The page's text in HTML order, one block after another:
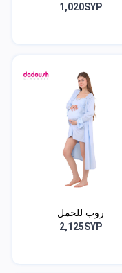
1,020SYP
روب للحمل
2,125SYP